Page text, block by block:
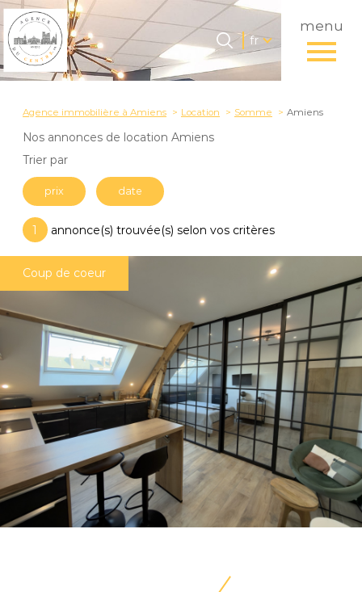
menu
Langue
fr
Accueil
Langue
fr
Agence immobilière à Amiens Location Somme Amiens
Nos annonces de location Amiens
Trier par
prix date
1 annonce(s) trouvée(s) selon vos critères
Coup de coeur